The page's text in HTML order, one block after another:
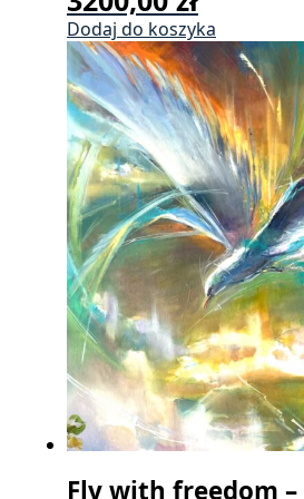
Dodaj do koszyka
Fly with freedom –